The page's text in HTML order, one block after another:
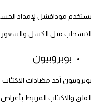
يستخدم مودافينيل لإمداد
الانسحاب مثل الكسل والشعور
بوبروبيون
بوبروبيون أحد مضادات
القلق والاكتئاب المرتبط